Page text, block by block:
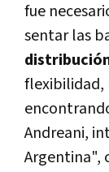
fue
sentar las
flexibilidad,
Andreani,
Argentina",